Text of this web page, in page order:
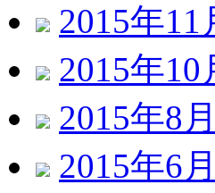
2015年11
2015年10
2015年8
2015年6